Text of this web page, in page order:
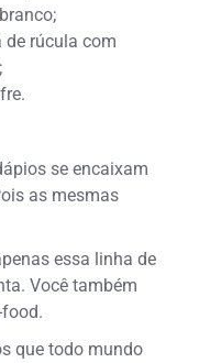
de rúcula com
se encaixam
as mesmas
essa linha de
Você também
que todo mundo